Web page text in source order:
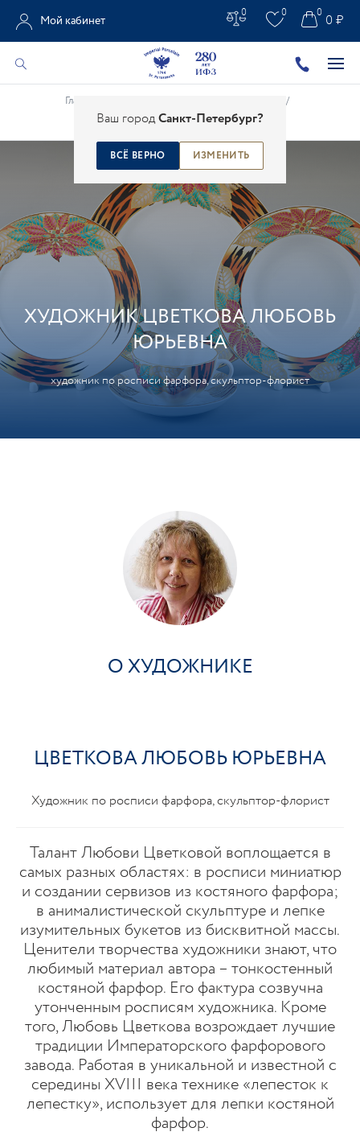
Ваш городСанкт-Петербург?
ВСЁ ВЕРНО ИЗМЕНИТЬ
Мой кабинет
0 0 0 ₽
0
Главная
/
Цветкова Любовь Юрьевна
ХУДОЖНИК ЦВЕТКОВА ЛЮБОВЬ
ЮРЬЕВНА
художник по росписи фарфора, скульптор-флорист
О ХУДОЖНИКЕ
ЦВЕТКОВА ЛЮБОВЬ ЮРЬЕВНА
Художник по росписи фарфора, скульптор-флорист
Талант Любови Цветковой воплощается в
самых разных областях: в росписи миниатюр
и создании сервизов из костяного фарфора;
в анималистической скульптуре и лепке
изумительных букетов из бисквитной массы.
Ценители творчества художники знают, что
любимый материал автора – тонкостенный
костяной фарфор. Его фактура созвучна
утонченным росписям художника. Кроме
того, Любовь Цветкова возрождает лучшие
традиции Императорского фарфорового
завода. Работая в уникальной и известной с
середины XVIII века технике «лепесток к
лепестку», использует для лепки костяной
фарфор.